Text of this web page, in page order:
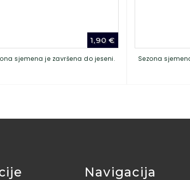
1,90€
sjemena je završena do jeseni. Sezona
Navigacija